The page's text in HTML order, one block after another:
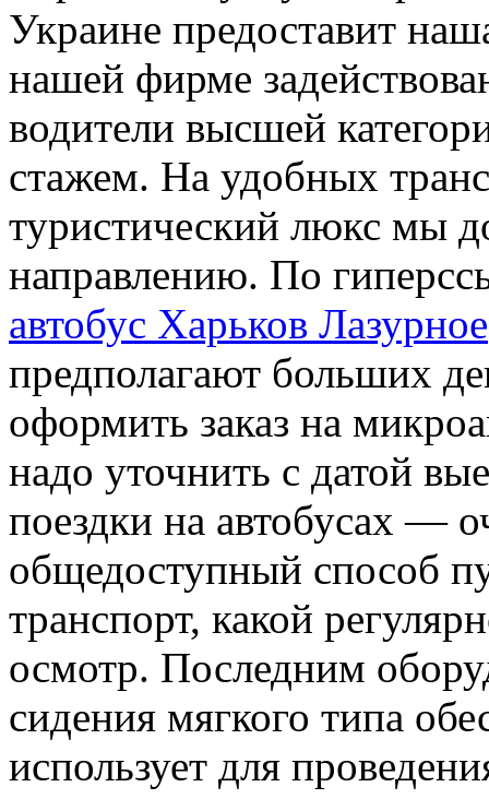
Украине предоставит
нашей фирме
водители высшей
стажем. На удобных
туристический люкс мы
направлению. По
автобус Харьков Лазурное
предполагают больших
оформить заказ на
надо уточнить с датой
поездки на автобусах —
общедоступный способ
транспорт, какой
осмотр. Последним
сидения мягкого типа
использует для